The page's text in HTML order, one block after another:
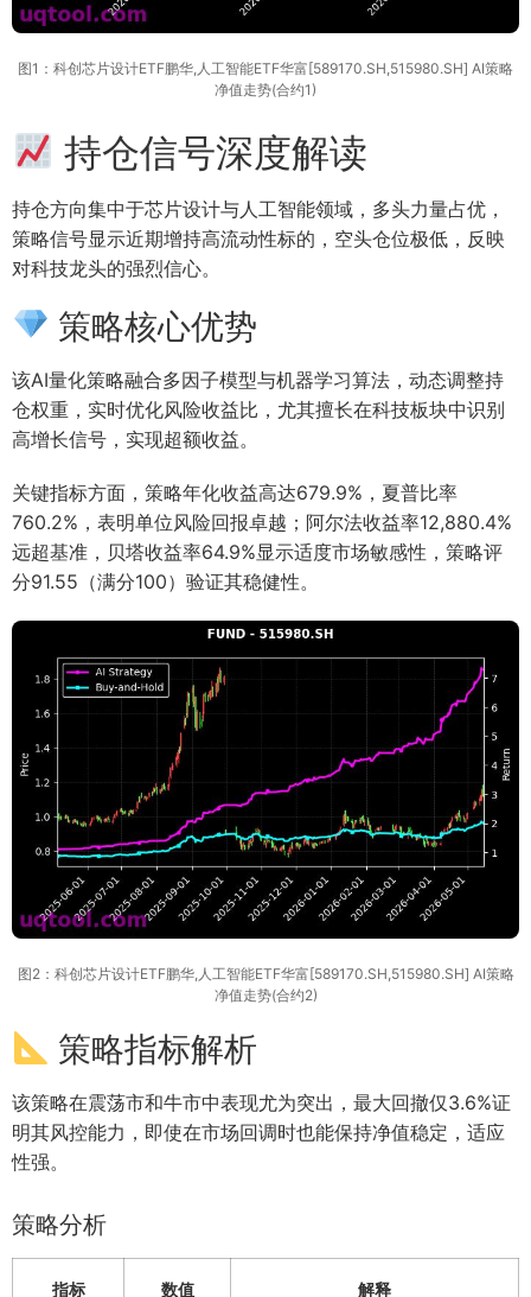
图1：科创芯片设计ETF鹏华,人工智能ETF华富[589170.SH,515980.SH] AI策略
净值走势(合约1)
持仓信号深度解读
持仓方向集中于芯片设计与人工智能领域，多头力量占优，
策略信号显示近期增持高流动性标的，空头仓位极低，反映
对科技龙头的强烈信心。
策略核心优势
该AI量化策略融合多因子模型与机器学习算法，动态调整持
仓权重，实时优化风险收益比，尤其擅长在科技板块中识别
高增长信号，实现超额收益。
关键指标方面，策略年化收益高达679.9%，夏普比率
760.2%，表明单位风险回报卓越；阿尔法收益率12,880.4%
远超基准，贝塔收益率64.9%显示适度市场敏感性，策略评
分91.55（满分100）验证其稳健性。
图2：科创芯片设计ETF鹏华,人工智能ETF华富[589170.SH,515980.SH] AI策略
净值走势(合约2)
策略指标解析
该策略在震荡市和牛市中表现尤为突出，最大回撤仅3.6%证
明其风控能力，即使在市场回调时也能保持净值稳定，适应
性强。
策略分析
指标 数值 解释